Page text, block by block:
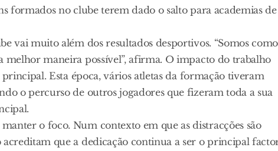
formados no clube terem dado o salto para academias de
vai muito além dos resultados desportivos. “Somos como
maneira possível”, afirma. O impacto do trabalho
Esta época, vários atletas da formação tiveram
o percurso de outros jogadores que fizeram toda a sua
o foco. Num contexto em que as distracções são
que a dedicação continua a ser o principal